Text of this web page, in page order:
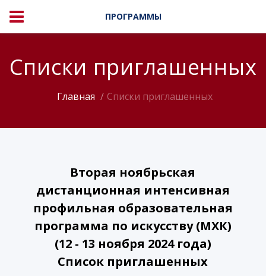
ПРОГРАММЫ
Списки приглашенных
Главная Списки приглашенных
Вторая ноябрьская
дистанционная интенсивная
профильная образовательная
программа по искусству (МХК)
(12 - 13 ноября 2024 года)
Список приглашенных